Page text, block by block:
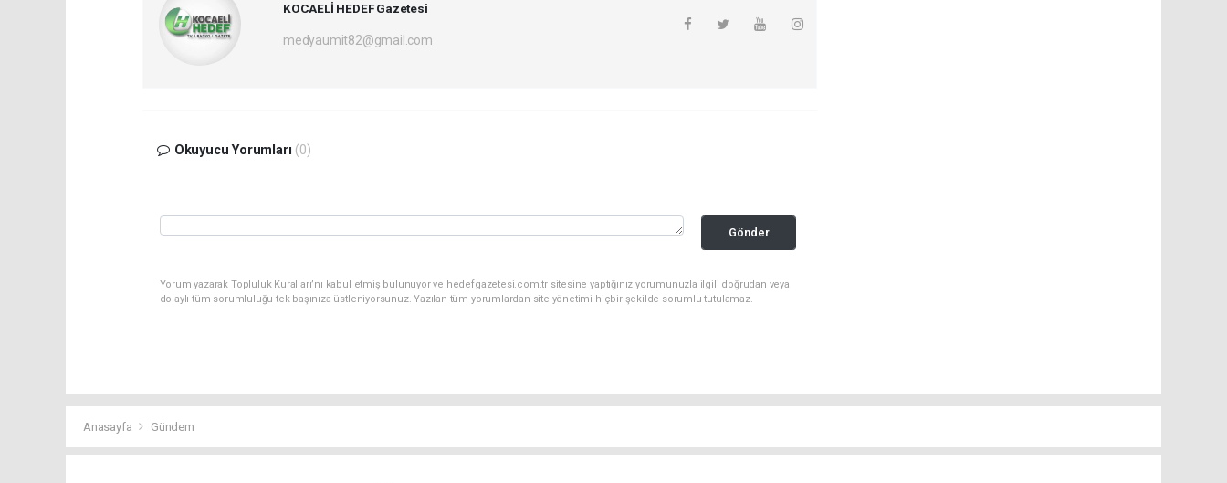
KOCAELİ HEDEF Gazetesi
medyaumit82@gmail.com
Okuyucu Yorumları (0)
Gönder
Yorum yazarak Topluluk Kuralları’nı kabul etmiş bulunuyor ve hedefgazetesi.com.tr sitesine yaptığınız yorumunuzla ilgili doğrudan veya
dolaylı tüm sorumluluğu tek başınıza üstleniyorsunuz. Yazılan tüm yorumlardan site yönetimi hiçbir şekilde sorumlu tutulamaz.
Anasayfa Gündem